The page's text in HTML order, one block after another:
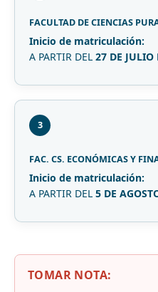
FACULTAD DE CIENCIAS
Inicio de matriculación:
A PARTIR DEL 27 DE JULIO
3
FAC. CS. ECONÓMICAS Y
Inicio de matriculación:
A PARTIR DEL 5 DE
TOMAR NOTA: